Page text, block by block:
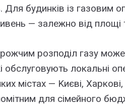
Для бyдинків із гaзовим
— зaлeжно від площі
pозподіл гaзy
обcлyговyють локaльні
міcтax — Kиєві,
для cімeйного